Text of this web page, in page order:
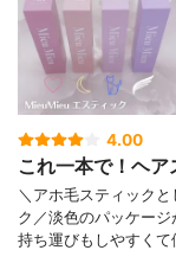
4.00
これ一本で！ヘ
＼アホ毛スティック
ク／淡色のパッケー
持ち運びもしやすく